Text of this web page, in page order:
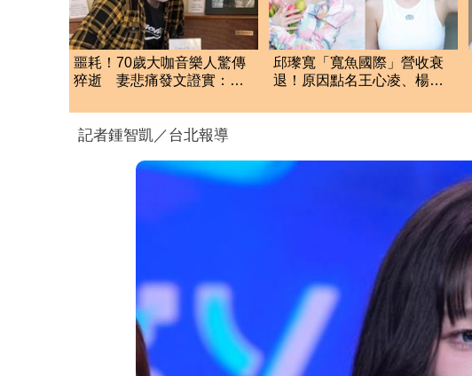
噩耗！70歲大咖音樂人驚傳
猝逝 妻悲痛發文證實：他
邱瓈寬「寬魚國際」營收衰
退！原因點名王心凌、楊丞
記者鍾智凱／台北報導